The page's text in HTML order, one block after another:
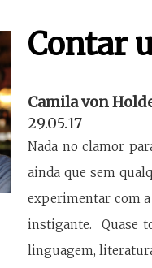
Contar
Camila von
29.05.17
Nada no clamor
ainda que sem
experimentar com
instigante. Quase
linguagem,